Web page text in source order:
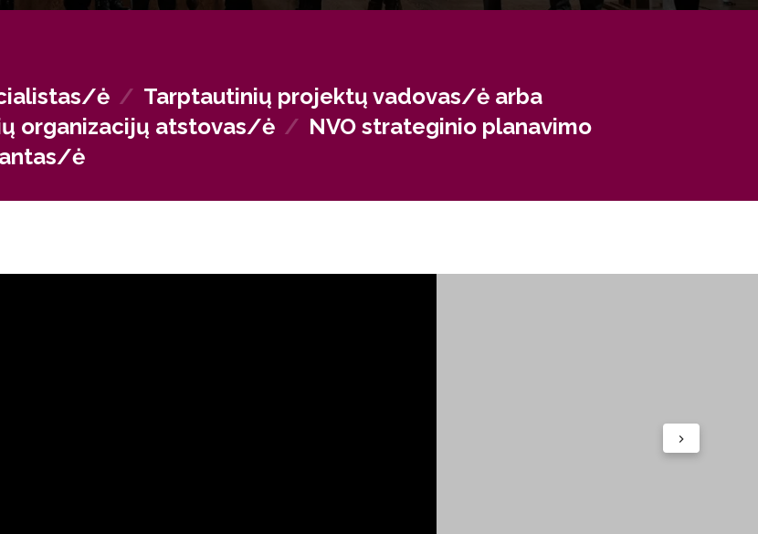
ė / Tarptautinių projektų vadovas/ė arba
organizacijų atstovas/ė / NVO strateginio planavimo
ė